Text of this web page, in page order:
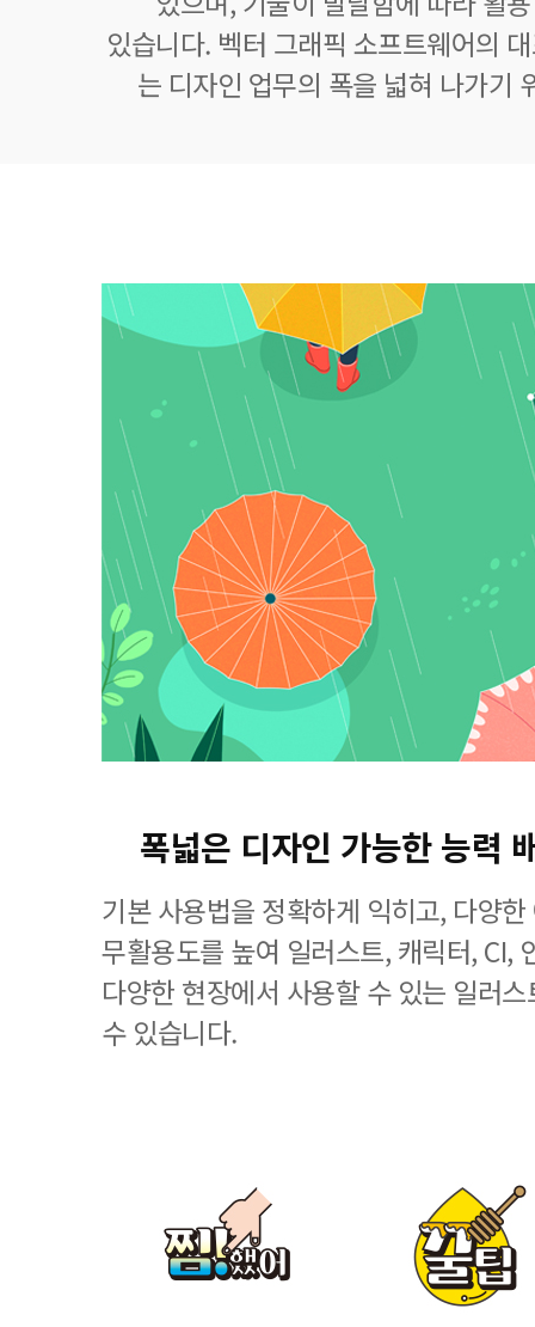
있습니다. 벡터 그래픽 소프트웨어의
는 디자인 업무의 폭을 넓혀 나가기
폭넓은 디자인 가능한 능력
기본 사용법을 정확하게 익히고, 다양
무활용도를 높여 일러스트, 캐릭터, CI,
다양한 현장에서 사용할 수 있는 일러
수 있습니다.